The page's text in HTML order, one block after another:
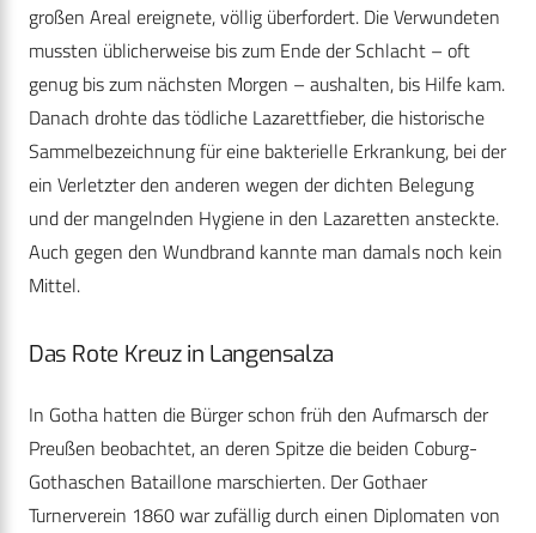
großen Areal ereignete, völlig überfordert. Die Verwundeten
mussten üblicherweise bis zum Ende der Schlacht – oft
genug bis zum nächsten Morgen – aushalten, bis Hilfe kam.
Danach drohte das tödliche Lazarettfieber, die historische
Sammelbezeichnung für eine bakterielle Erkrankung, bei der
ein Verletzter den anderen wegen der dichten Belegung
und der mangelnden Hygiene in den Lazaretten ansteckte.
Auch gegen den Wundbrand kannte man damals noch kein
Mittel.
Das Rote Kreuz in Langensalza
In Gotha hatten die Bürger schon früh den Aufmarsch der
Preußen beobachtet, an deren Spitze die beiden Coburg-
Gothaschen Bataillone marschierten. Der Gothaer
Turnerverein 1860 war zufällig durch einen Diplomaten von